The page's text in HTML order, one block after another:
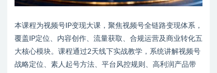
本课程为视频号IP变现大课，聚焦视频号全链路变现体系，
覆盖IP定位、内容创作、流量获取、合规运营及商业转化五
大核心模块。课程通过2天线下实战教学，系统讲解视频号
战略定位、素人起号方法、平台风控规则、高利润产品带